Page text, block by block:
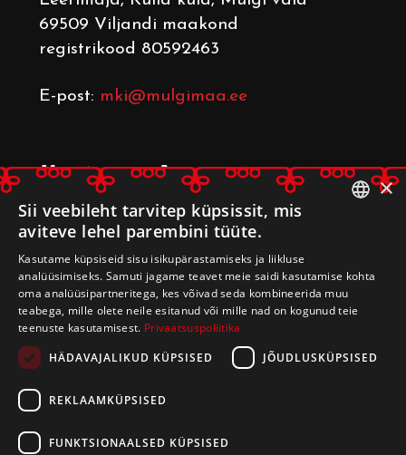
69509 Viljandi maakond
registrikood 80592463
E-post: mki@mulgimaa.ee
Mulgimaa Arenduskoda
Leerimaja , Kulla küla, Mulgi vald
69509 Viljandi maakond
registrikood 80233014
E-post:arenduskoda@mulgimaa.ee
×
Sii veebileht tarvitep küpsissit, mis
aviteve lehel parembini tüüte.
Kasutame küpsiseid sisu isikupärastamiseks ja liikluse
analüüsimiseks. Samuti jagame teavet meie saidi kasutamise kohta
oma analüüsipartneritega, kes võivad seda kombineerida muu
teabega, mille olete neile esitanud või mille nad on kogunud teie
teenuste kasutamisest. Privaatsuspoliitika
HÄDAVAJALIKUD KÜPSISED
JÕUDLUSKÜPSISED
REKLAAMKÜPSISED
FUNKTSIONAALSED KÜPSISED